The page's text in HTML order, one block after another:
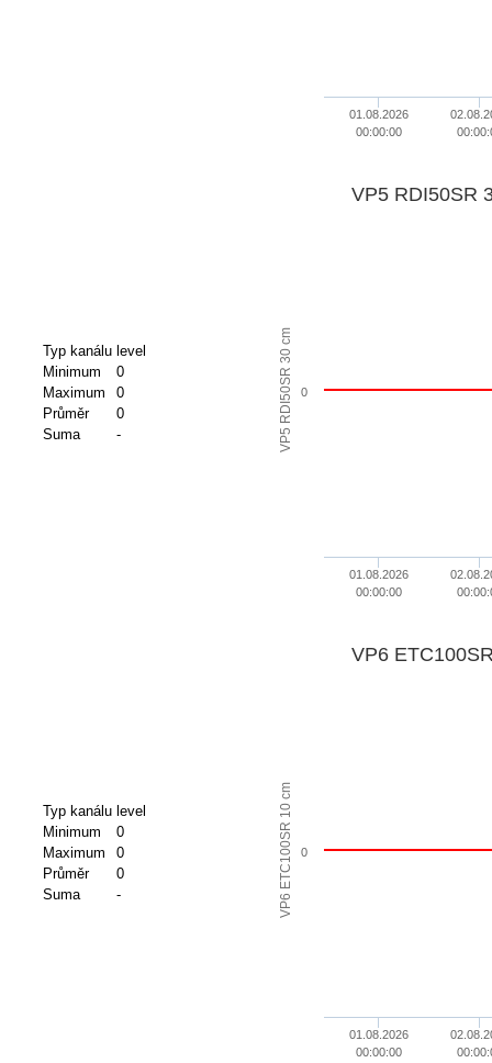
01.08.2026
00:00:00
Typ kanálu level
Minimum
0
Maximum
0
Průměr
0
Suma
- VP5 RDI50SR 30 cm
VP5 RDI50SR
01.08.2026
00:00:00
0
Typ kanálu level
Minimum
0
Maximum
0
Průměr
0
Suma
- VP6 ETC100SR 10 cm
VP6
01.08.2026
00:00:00
0